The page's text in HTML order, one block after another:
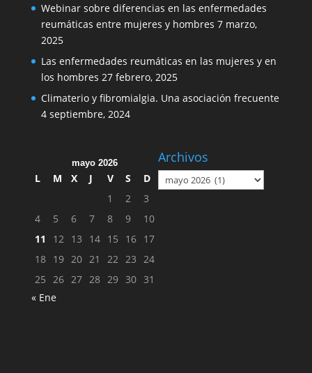
Webinar sobre diferencias en las enfermedades
reumáticas entre mujeres y hombres 7 marzo,
2025
Las enfermedades reumáticas en las mujeres y en
los hombres 27 febrero, 2025
Climaterio y fibromialgia. Una asociación frecuente
4 septiembre, 2024
mayo 2026
L M X J V S
D
1
2
3
4
5 6 7 8 9
10
11
12 13 14 15 16 17
18 19 20 21 22 23
24
25
26 27 28 29 30 31
« Ene
Archivos
Archivos